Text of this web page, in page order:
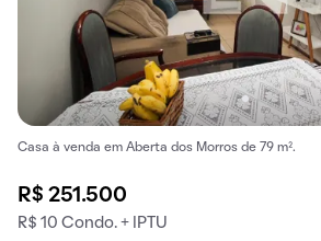
Casa à venda em Aberta dos Morros de 79 m².
R$ 251.500
R$ 10 Condo. + IPTU